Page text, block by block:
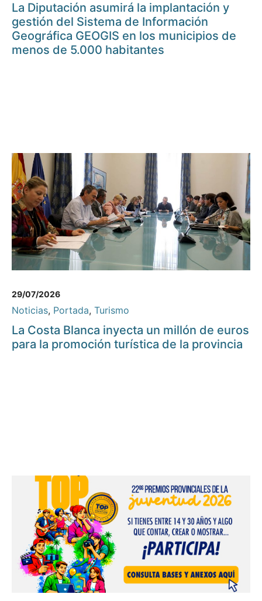
La Diputación asumirá la implantación y
gestión del Sistema de Información
Geográfica GEOGIS en los municipios de
menos de 5.000 habitantes
29/07/2026
Noticias, Portada, Turismo
La Costa Blanca inyecta un millón de euros
para la promoción turística de la provincia